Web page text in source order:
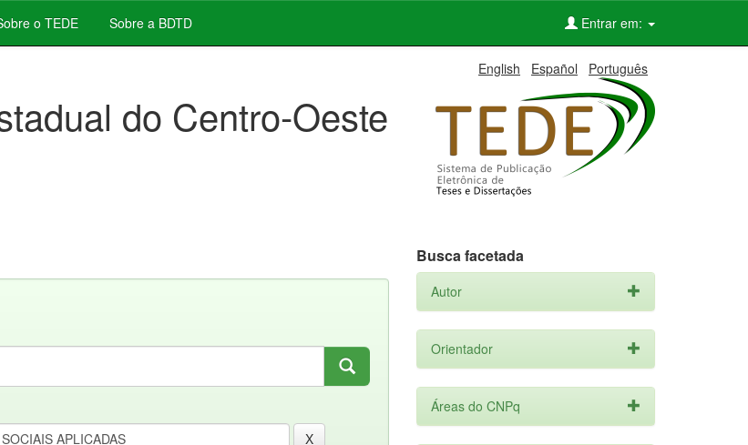
o TEDE Sobre a BDTD Entrar em:
English Español Português
do Centro-Oeste
Busca facetada
Autor
Orientador
Áreas do CNPq